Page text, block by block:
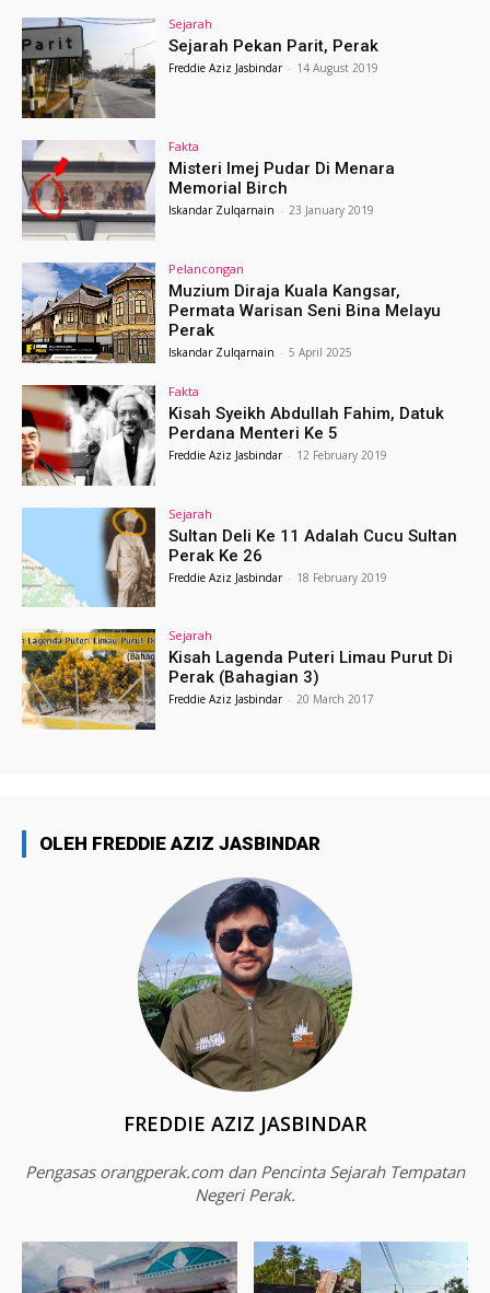
Sejarah
Sejarah Pekan Parit, Perak
Freddie Aziz Jasbindar - 14 August 2019
Fakta
Misteri Imej Pudar Di Menara
Memorial Birch
Iskandar Zulqarnain - 23 January 2019
Pelancongan
Muzium Diraja Kuala Kangsar,
Permata Warisan Seni Bina Melayu
Perak
Iskandar Zulqarnain - 5 April 2025
Fakta
Kisah Syeikh Abdullah Fahim, Datuk
Perdana Menteri Ke 5
Freddie Aziz Jasbindar - 12 February 2019
Sejarah
Sultan Deli Ke 11 Adalah Cucu Sultan
Perak Ke 26
Freddie Aziz Jasbindar - 18 February 2019
Sejarah
Kisah Lagenda Puteri Limau Purut Di
Perak (Bahagian 3)
Freddie Aziz Jasbindar - 20 March 2017
OLEH FREDDIE AZIZ JASBINDAR
FREDDIE AZIZ JASBINDAR
Pengasas orangperak.com dan Pencinta Sejarah Tempatan
Negeri Perak.